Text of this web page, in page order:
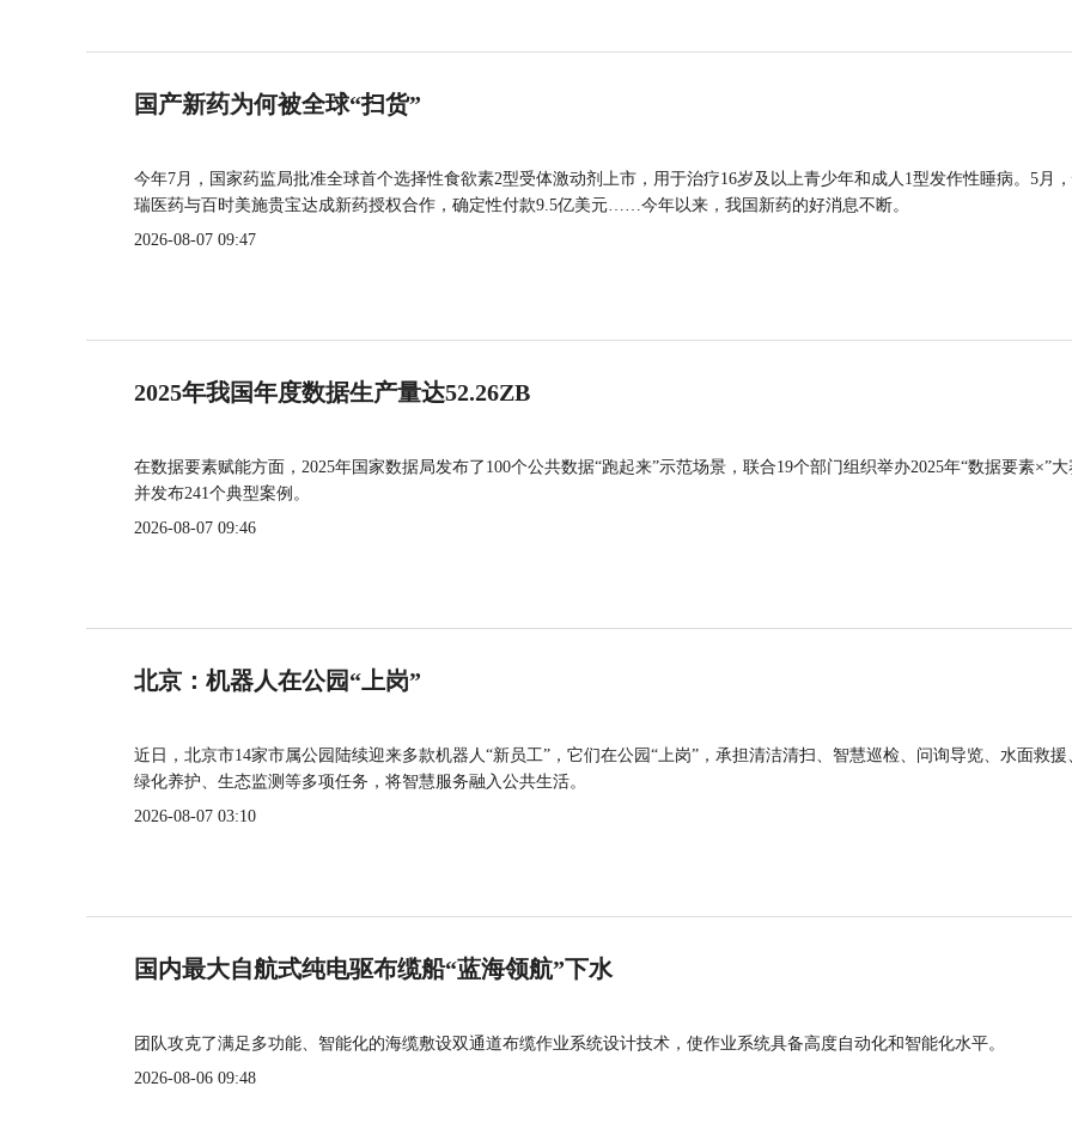
国产新药为何被全球“扫货”
今年7月，国家药监局批准全球首个选择性食欲素2型受体激动剂上市，用于治疗16岁及以上青少年和成人1型发作性睡病。5月
瑞医药与百时美施贵宝达成新药授权合作，确定性付款9.5亿美元……今年以来，我国新药的好消息不断。
2026-08-07 09:47
2025年我国年度数据生产量达52.26ZB
在数据要素赋能方面，2025年国家数据局发布了100个公共数据“跑起来”示范场景，联合19个部门组织举办2025年“数据要素×”大
并发布241个典型案例。
2026-08-07 09:46
北京：机器人在公园“上岗”
近日，北京市14家市属公园陆续迎来多款机器人“新员工”，它们在公园“上岗”，承担清洁清扫、智慧巡检、问询导览、水面救援
绿化养护、生态监测等多项任务，将智慧服务融入公共生活。
2026-08-07 03:10
国内最大自航式纯电驱布缆船“蓝海领航”下水
团队攻克了满足多功能、智能化的海缆敷设双通道布缆作业系统设计技术，使作业系统具备高度自动化和智能化水平。
2026-08-06 09:48